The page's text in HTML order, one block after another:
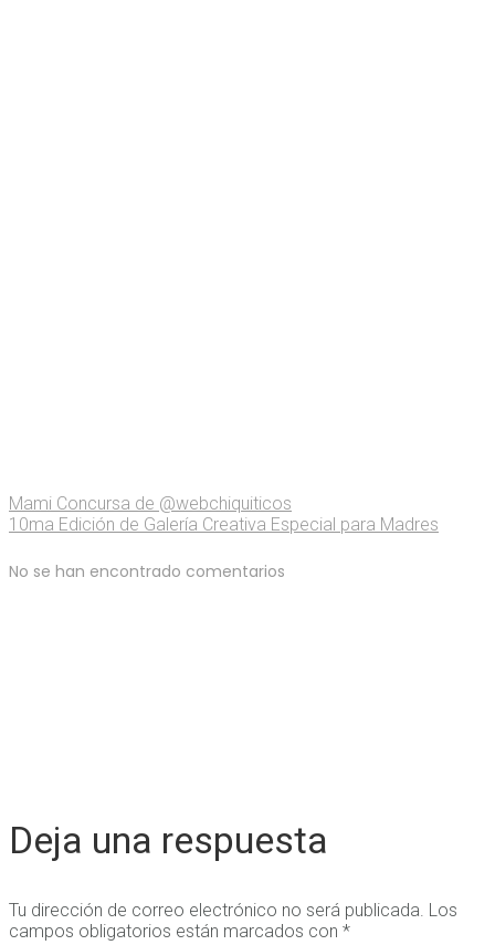
Mami Concursa de @webchiquiticos
10ma Edición de Galería Creativa Especial para Madres
No se han encontrado comentarios
Deja una respuesta
Tu dirección de correo electrónico no será publicada. Los
campos obligatorios están marcados con *